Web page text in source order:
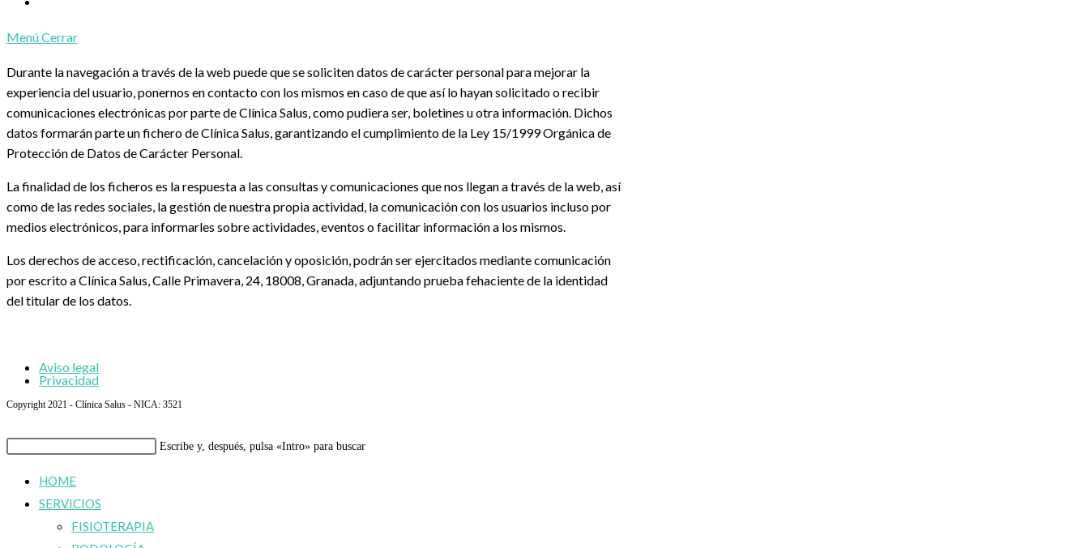
de
la
web
MenúCerrar
Durante la navegación a través de la web puede que se soliciten datos de carácter personal para mejorar la
experiencia del usuario, ponernos en contacto con los mismos en caso de que así lo hayan solicitado o recibir
comunicaciones electrónicas por parte de Clínica Salus, como pudiera ser, boletines u otra información. Dichos
datos formarán parte un fichero de Clínica Salus, garantizando el cumplimiento de la Ley 15/1999 Orgánica de
Protección de Datos de Carácter Personal.
La finalidad de los ficheros es la respuesta a las consultas y comunicaciones que nos llegan a través de la web, así
como de las redes sociales, la gestión de nuestra propia actividad, la comunicación con los usuarios incluso por
medios electrónicos, para informarles sobre actividades, eventos o facilitar información a los mismos.
Los derechos de acceso, rectificación, cancelación y oposición, podrán ser ejercitados mediante comunicación
por escrito a Clínica Salus, Calle Primavera, 24, 18008, Granada, adjuntando prueba fehaciente de la identidad
del titular de los datos.
Aviso legal
Privacidad
Copyright 2021 - Clínica Salus - NICA: 3521
Buscar
Escribe y, después, pulsa «Intro» para buscar
HOME
SERVICIOS
FISIOTERAPIA